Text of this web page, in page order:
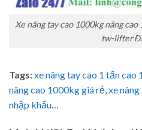
Xe nâng tay cao 1000kg nâng
tw-lifter
Tags:xe nâng tay cao 1 tấn cao
nâng cao 1000kg giá rẻ,xe
nhập khẩu…